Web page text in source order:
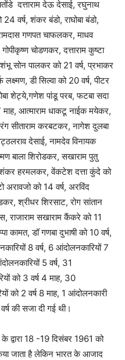
दत्ताराम देऊ देसाई, रघुनाथ
वर्ष, शंकर बंडो, राघोबा बंडो,
गणपत चाफलकर, माधव
चोडणकर, दत्ताराम कुष्टा
सोन पालकर को 21 वर्ष, प्रभाकर
डी सिल्वा को 20 वर्ष, पीटर
शेट्ये,गणेश पांडू परब, फटबा सदा
आत्माराम धाकटू नाईक मयेकर,
सीताराम करबटकर, नागेश दुलबा
देसाई, नामदेव विनायक
बाला शिरोडकर, सखाराम पुतु
शंकर हरमलकर, वेंकटेश दत्ता कुंदे को
अरावजो को 14 वर्ष, अरविंद
श्रीधर शिरसाट, रोग सांतान
राजाराम सखाराम कैंकरे को 11
कामत, डॉ गणबा दुभाषी को 10 वर्ष,
8 वर्ष, 6 आंदोलनकारियों 7
5 वर्ष, 31
को 3 वर्ष 4 माह, 30
को 2 वर्ष 8 माह, 1 आंदोलनकारी
की सजा दी गई थी।
द्वारा 18 -19 दिसंबर 1961 को
जाता है लेकिन भारत के आजाद